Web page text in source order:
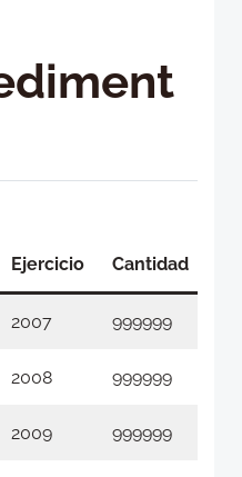
Ejercicio Cantidad
2007 999999
2008 999999
2009 999999